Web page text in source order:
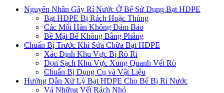
Nguyên Nhân Gây Rỉ Nước Ở Bể Sử Dụng Bạt HDPE
Bạt HDPE Bị Rách Hoặc Thủng
Các Mối Hàn Không Đảm Bảo
Bề Mặt Bể Không Bằng Phẳng
Chuẩn Bị Trước Khi Sửa Chữa Bạt HDPE
Xác Định Khu Vực Bị Rò Rỉ
Dọn Sạch Khu Vực Xung Quanh Vết Rò
Chuẩn Bị Dụng Cụ và Vật Liệu
Hướng Dẫn Xử Lý Bạt HDPE Cho Bể Bị Rỉ Nước
Vá Những Vết Rách Nhỏ